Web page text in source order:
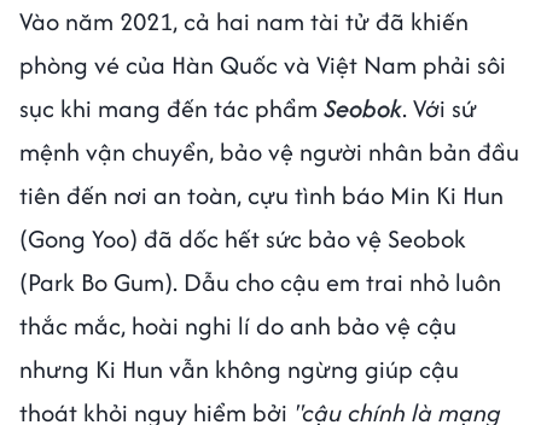
Vào năm 2021, cả hai nam tài tử đã khiến
phòng vé của Hàn Quốc và Việt Nam phải sôi
sục khi mang đến tác phẩm Seobok. Với sứ
mệnh vận chuyển, bảo vệ người nhân bản đầu
tiên đến nơi an toàn, cựu tình báo Min Ki Hun
(Gong Yoo) đã dốc hết sức bảo vệ Seobok
(Park Bo Gum). Dẫu cho cậu em trai nhỏ luôn
thắc mắc, hoài nghi lí do anh bảo vệ cậu
nhưng Ki Hun vẫn không ngừng giúp cậu
thoát khỏi nguy hiểm bởi "cậu chính là mạng